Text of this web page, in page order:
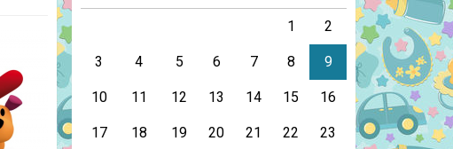
1 2
3 4 5 6 7 8 9
10 11 12 13 14 15 16
17 18 19 20 21 22 23